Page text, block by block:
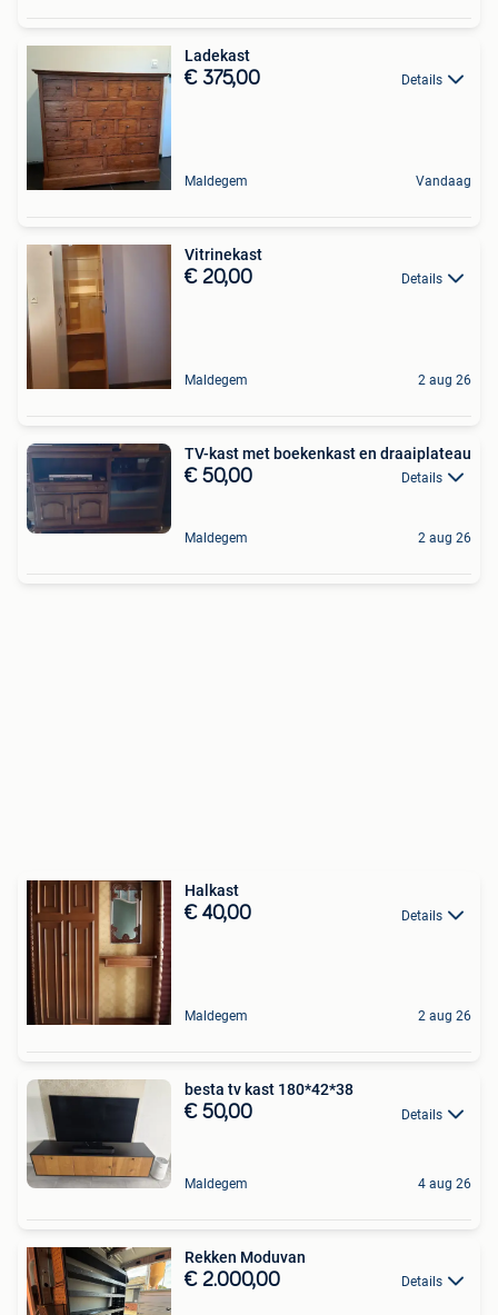
Ladekast
€ 375,00 Details
Maldegem Vandaag
Vitrinekast
€ 20,00 Details
Maldegem 2 aug 26
TV-kast met boekenkast en draaiplateau
€ 50,00 Details
Maldegem 2 aug 26
Halkast
€ 40,00 Details
Maldegem 2 aug 26
besta tv kast 180*42*38
€ 50,00 Details
Maldegem 4 aug 26
Rekken Moduvan
€ 2.000,00 Details